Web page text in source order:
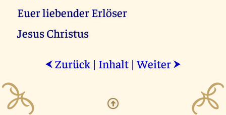
Euer liebender Erlöser
Jesus Christus
⮜ Zurück | Inhalt |Weiter ⮞